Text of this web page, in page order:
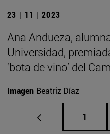
23 | 11 | 2023
Ana Andueza,
Universidad,
‘bota de vino’ del
Imagen Beatriz Díaz
Página
1